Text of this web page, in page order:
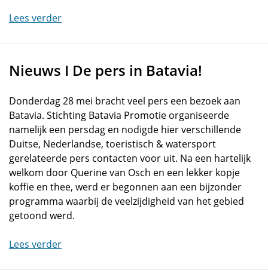
Lees verder
Nieuws I De pers in Batavia!
Donderdag 28 mei bracht veel pers een bezoek aan
Batavia. Stichting Batavia Promotie organiseerde
namelijk een persdag en nodigde hier verschillende
Duitse, Nederlandse, toeristisch & watersport
gerelateerde pers contacten voor uit. Na een hartelijk
welkom door Querine van Osch en een lekker kopje
koffie en thee, werd er begonnen aan een bijzonder
programma waarbij de veelzijdigheid van het gebied
getoond werd.
Lees verder